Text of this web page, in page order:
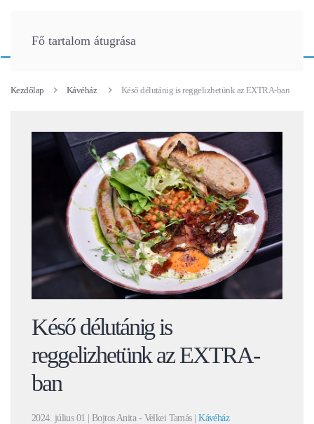
Fő tartalom átugrása
Kezdőlap Kávéház Késő délutánig is reggelizhetünk az EXTRA-ban
Késő délutánig is
reggelizhetünk az EXTRA-
ban
2024. július 01 | Bojtos Anita - Velkei Tamás |Kávéház